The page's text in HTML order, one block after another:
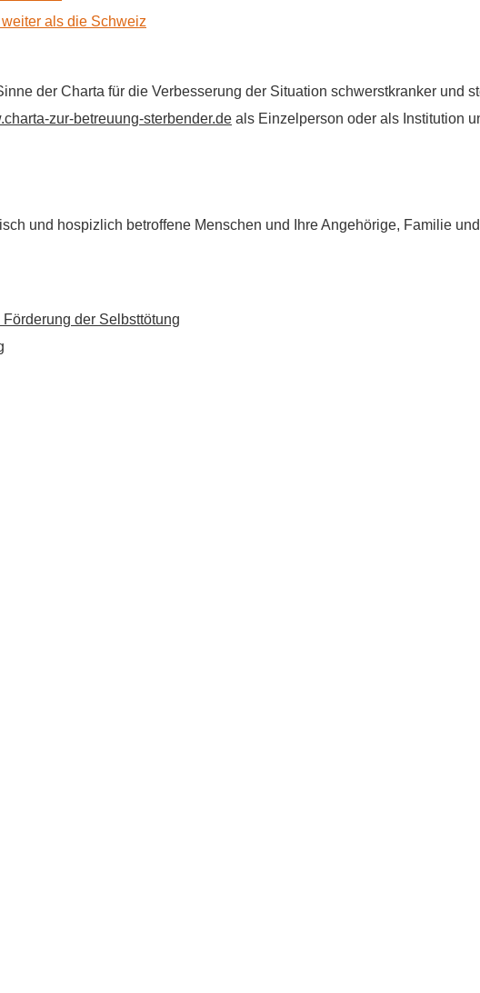
als die Schweiz
der Charta für die Verbesserung der Situation schwerstkranker und
zur-betreuung-sterbender.de als Einzelperson oder als Institution
und hospizlich betroffene Menschen und Ihre Angehörige, Familie
der Selbsttötung